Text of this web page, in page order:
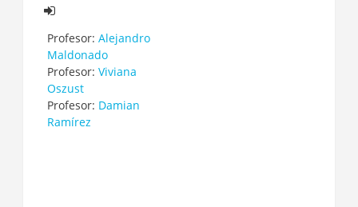
Profesor: Alejandro
Maldonado
Profesor: Viviana
Oszust
Profesor: Damian
Ramírez